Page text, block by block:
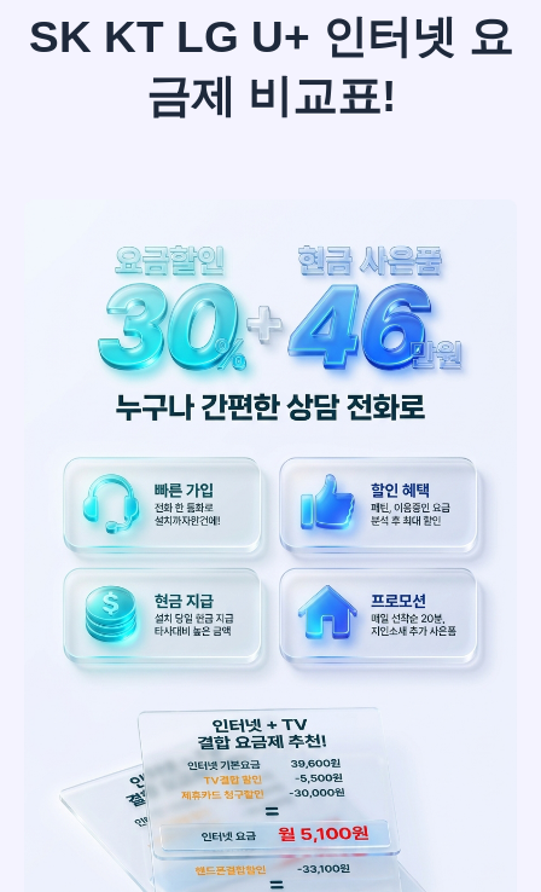
SK KT LG U+ 인터넷 요
금제 비교표!